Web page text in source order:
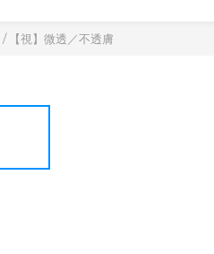
/ 【視】微透／不透膚